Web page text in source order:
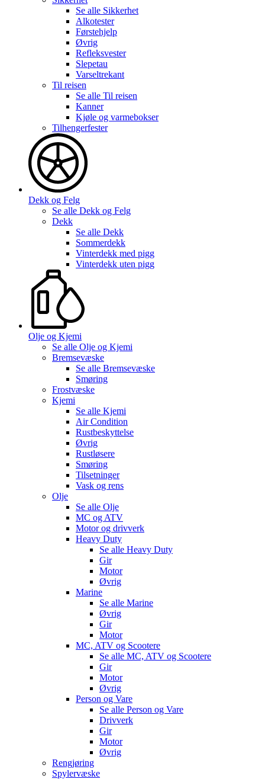
Se alle Sikkerhet
Alkotester
Førstehjelp
Øvrig
Refleksvester
Slepetau
Varseltrekant
Til reisen
Se alle Til reisen
Kanner
Kjøle og varmebokser
Tilhengerfester
Dekk og Felg
Se alle Dekk og Felg
Dekk
Se alle Dekk
Sommerdekk
Vinterdekk med pigg
Vinterdekk uten pigg
Olje og Kjemi
Se alle Olje og Kjemi
Bremsevæske
Se alle Bremsevæske
Smøring
Frostvæske
Kjemi
Se alle Kjemi
Air Condition
Rustbeskyttelse
Øvrig
Rustløsere
Smøring
Tilsetninger
Vask og rens
Olje
Se alle Olje
MC og ATV
Motor og drivverk
Heavy Duty
Se alle Heavy Duty
Gir
Motor
Øvrig
Marine
Se alle Marine
Øvrig
Gir
Motor
MC, ATV og Scootere
Se alle MC, ATV og Scootere
Gir
Motor
Øvrig
Person og Vare
Se alle Person og Vare
Drivverk
Gir
Motor
Øvrig
Rengjøring
Spylervæske